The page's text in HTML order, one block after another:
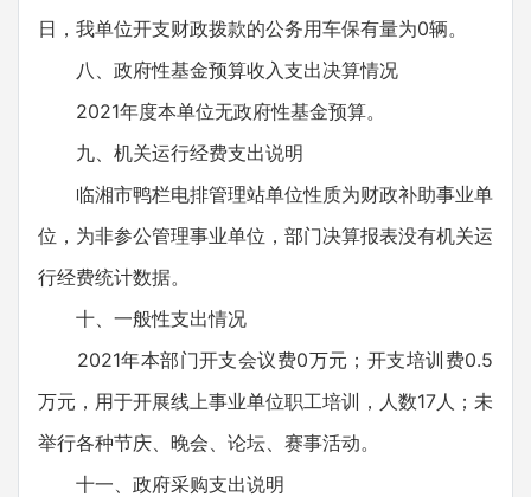
日，我单位开支财政拨款的公务用车保有量为0辆。
八、政府性基金预算收入支出决算情况
2021年度本单位无政府性基金预算。
九、机关运行经费支出说明
临湘市鸭栏电排管理站单位性质为财政补助事业单
位，为非参公管理事业单位，部门决算报表没有机关运
行经费统计数据。
十、一般性支出情况
2021年本部门开支会议费0万元；开支培训费0.5
万元，用于开展线上事业单位职工培训，人数17人；未
举行各种节庆、晚会、论坛、赛事活动。
十一、政府采购支出说明